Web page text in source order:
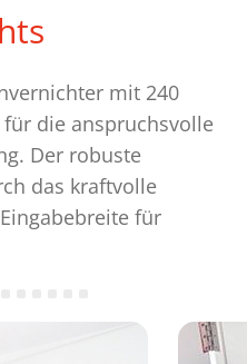
mit 240
die anspruchsvolle
Der robuste
das kraftvolle
für